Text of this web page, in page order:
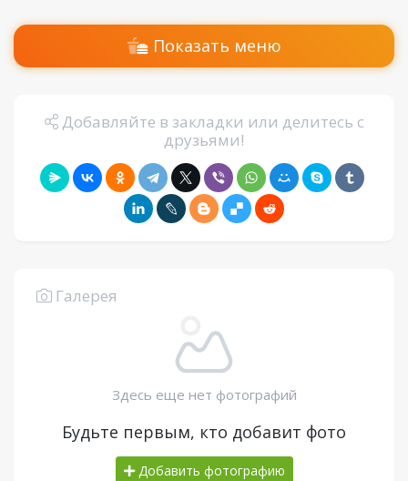
Показать меню
Добавляйте в закладки или делитесь с
друзьями!
Галерея
Здесь еще нет фотографий
Будьте первым, кто добавит фото
Добавить фотографию